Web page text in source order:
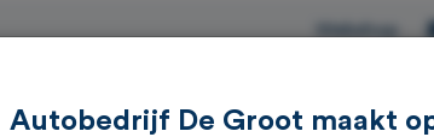
Webshop
Autobedrijf De Groot maakt